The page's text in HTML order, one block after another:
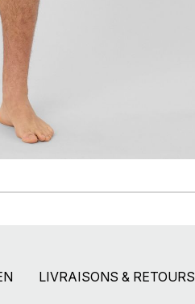
LIVRAISONS & RETOURS